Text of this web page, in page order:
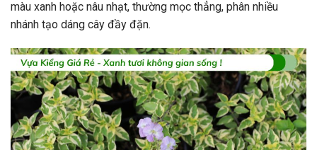
màu xanh hoặc nâu nhạt, thường mọc thẳng, phân nhiều
nhánh tạo dáng cây đầy đặn.